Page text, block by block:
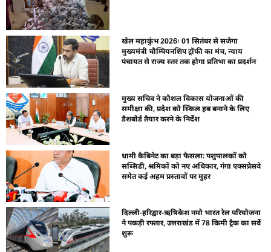
खेल महाकुंभ 2026ः 01 सितंबर से सजेगा
मुख्यमंत्री चौम्पियनशिप ट्रॉफी का मंच, न्याय
पंचायत से राज्य स्तर तक होगा प्रतिभा का प्रदर्शन
मुख्य सचिव ने कौशल विकास योजनाओं की
समीक्षा की, प्रदेश को स्किल हब बनाने के लिए
डैशबोर्ड तैयार करने के निर्देश
धामी कैबिनेट का बड़ा फैसला: पशुपालकों को
सब्सिडी, श्रमिकों को नए अधिकार, गंगा एक्सप्रेसवे
समेत कई अहम प्रस्तावों पर मुहर
दिल्ली-हरिद्वार-ऋषिकेश नमो भारत रेल परियोजना
ने पकड़ी रफ्तार, उत्तराखंड में 78 किमी ट्रैक का सर्वे
शुरू